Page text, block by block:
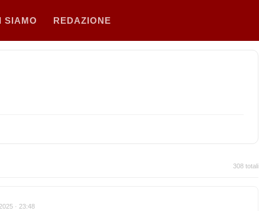
SIAMO REDAZIONE
308 totali
· 23:48